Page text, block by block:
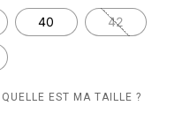
40 42
QUELLE EST MA TAILLE ?